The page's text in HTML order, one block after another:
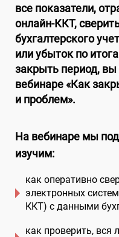
все показатели,
онлайн-ККТ,
бухгалтерского
или убыток по
закрыть период,
вебинаре «Как
и проблем».
На вебинаре мы
изучим:
как оперативно
электронных
ККТ) с данными
как проверить, вся